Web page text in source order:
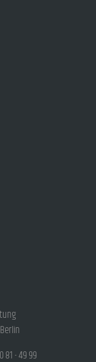
81 - 49 99